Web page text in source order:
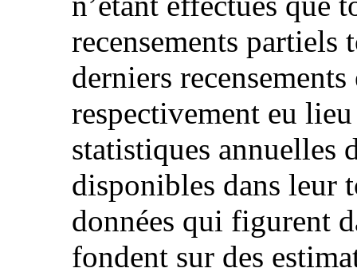
recensements partiels
derniers
respectivement eu
statistiques annuelles
disponibles dans leur
données qui figurent
fondent sur des